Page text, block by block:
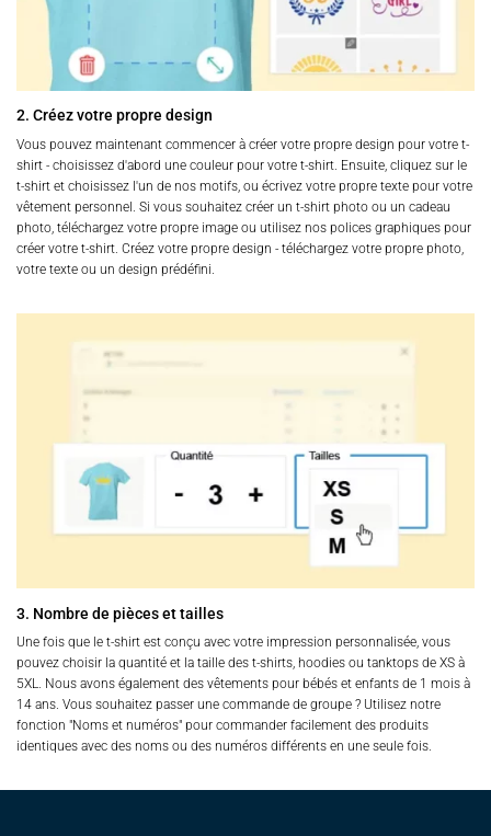
2. Créez votre propre design
Vous pouvez maintenant commencer à créer votre propre design pour votre t-
shirt - choisissez d'abord une couleur pour votre t-shirt. Ensuite, cliquez sur le
t-shirt et choisissez l'un de nos motifs, ou écrivez votre propre texte pour votre
vêtement personnel. Si vous souhaitez créer un t-shirt photo ou un cadeau
photo, téléchargez votre propre image ou utilisez nos polices graphiques pour
créer votre t-shirt. Créez votre propre design - téléchargez votre propre photo,
votre texte ou un design prédéfini.
3. Nombre de pièces et tailles
Une fois que le t-shirt est conçu avec votre impression personnalisée, vous
pouvez choisir la quantité et la taille des t-shirts, hoodies ou tanktops de XS à
5XL. Nous avons également des vêtements pour bébés et enfants de 1 mois à
14 ans. Vous souhaitez passer une commande de groupe ? Utilisez notre
fonction "Noms et numéros" pour commander facilement des produits
identiques avec des noms ou des numéros différents en une seule fois.